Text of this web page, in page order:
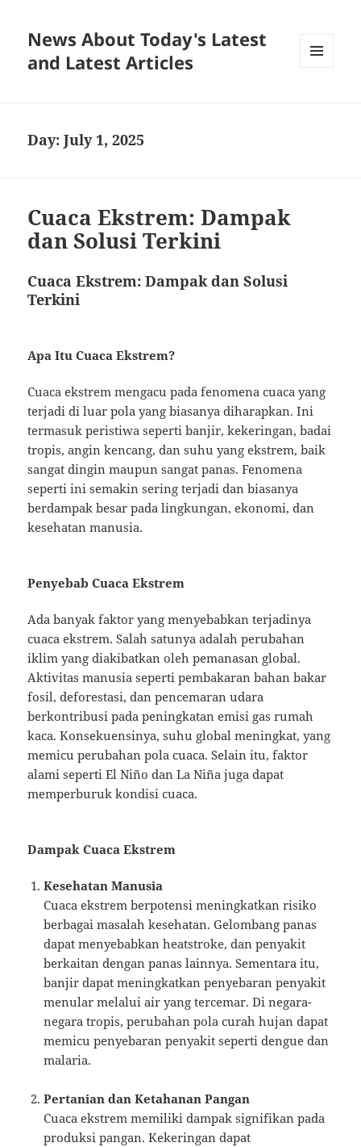
News About Today's Latest
and Latest Articles
Day:July 1, 2025
Cuaca Ekstrem: Dampak
dan Solusi Terkini
Cuaca Ekstrem: Dampak dan Solusi
Terkini
Apa Itu Cuaca Ekstrem?
Cuaca ekstrem mengacu pada fenomena cuaca yang
terjadi di luar pola yang biasanya diharapkan. Ini
termasuk peristiwa seperti banjir, kekeringan, badai
tropis, angin kencang, dan suhu yang ekstrem, baik
sangat dingin maupun sangat panas. Fenomena
seperti ini semakin sering terjadi dan biasanya
berdampak besar pada lingkungan, ekonomi, dan
kesehatan manusia.
Penyebab Cuaca Ekstrem
Ada banyak faktor yang menyebabkan terjadinya
cuaca ekstrem. Salah satunya adalah perubahan
iklim yang diakibatkan oleh pemanasan global.
Aktivitas manusia seperti pembakaran bahan bakar
fosil, deforestasi, dan pencemaran udara
berkontribusi pada peningkatan emisi gas rumah
kaca. Konsekuensinya, suhu global meningkat, yang
memicu perubahan pola cuaca. Selain itu, faktor
alami seperti El Niño dan La Niña juga dapat
memperburuk kondisi cuaca.
Dampak Cuaca Ekstrem
Kesehatan Manusia
Cuaca ekstrem berpotensi meningkatkan risiko
berbagai masalah kesehatan. Gelombang panas
dapat menyebabkan heatstroke, dan penyakit
berkaitan dengan panas lainnya. Sementara itu,
banjir dapat meningkatkan penyebaran penyakit
menular melalui air yang tercemar. Di negara-
negara tropis, perubahan pola curah hujan dapat
memicu penyebaran penyakit seperti dengue dan
malaria.
Pertanian dan Ketahanan Pangan
Cuaca ekstrem memiliki dampak signifikan pada
produksi pangan. Kekeringan dapat